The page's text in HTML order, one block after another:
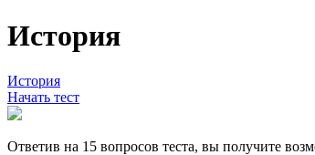
История
История
Начать тест
Ответив на 15 вопросов теста, вы получите